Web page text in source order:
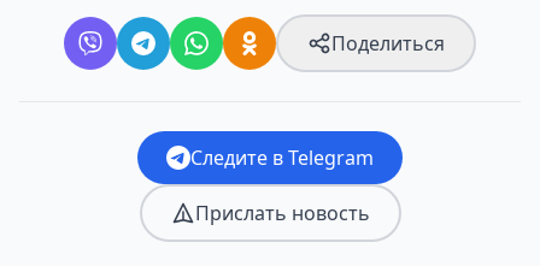
Поделиться
Следите в Telegram
Прислать новость